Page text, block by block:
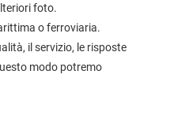
foto.
o ferroviaria.
il servizio, le risposte
modo potremo